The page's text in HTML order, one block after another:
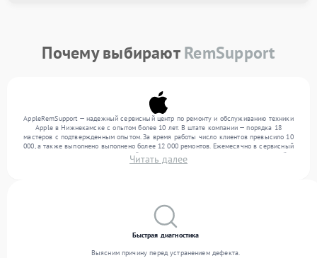
Почему выбираютRemSupport
AppleRemSupport — надежный сервисный центр по ремонту и обслуживанию техники
Apple в Нижнекамске с опытом более 10 лет. В штате компании — порядка 18
мастеров с подтвержденным опытом. За время работы число клиентов превысило 10
000, а также выполнено выполнено более 12 000 ремонтов. Ежемесячно в сервисный
центр поступает более 300 устройств, включая , , . Мы устраняем поломки любой
сложности и поддерживаем высокий стандарт качества благодаря квалификации
Читать далее
Быстрая диагностика
Выясним причину перед устранением дефекта.